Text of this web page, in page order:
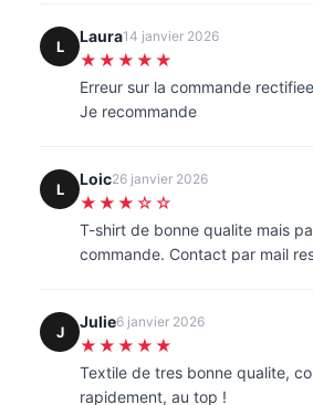
L
Laura14 janvier 2026
★★★★★
Erreur sur la commande
Je recommande
L
Loic26 janvier 2026
★★★☆☆
T-shirt de bonne qualite mais
commande. Contact par mail
J
Julie6 janvier 2026
★★★★★
Textile de tres bonne qualite,
rapidement, au top !